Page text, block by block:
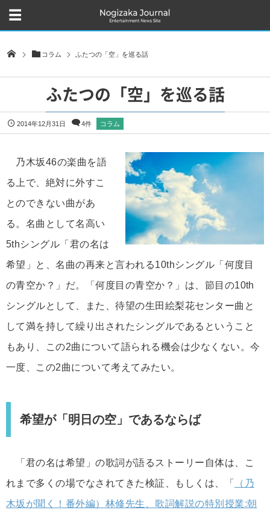
コラム ふたつの「空」を巡る話
ふたつの「空」を巡る話
2014年12月31日 4件 コラム
乃木坂46の楽曲を語
る上で、絶対に外すこ
とのできない曲があ
る。名曲として名高い
5thシングル「君の名は
希望」と、名曲の再来と言われる10thシングル「何度目
の青空か？」だ。「何度目の青空か？」は、節目の10th
シングルとして、また、待望の生田絵梨花センター曲と
して満を持して繰り出されたシングルであるということ
もあり、この2曲について語られる機会は少なくない。今
一度、この2曲について考えてみたい。
希望が「明日の空」であるならば
「君の名は希望」の歌詞が語るストーリー自体は、こ
れまで多くの場でなされてきた検証、もしくは、「
（乃
木坂が聞く！番外編）林修先生、歌詞解説の特別授業:朝